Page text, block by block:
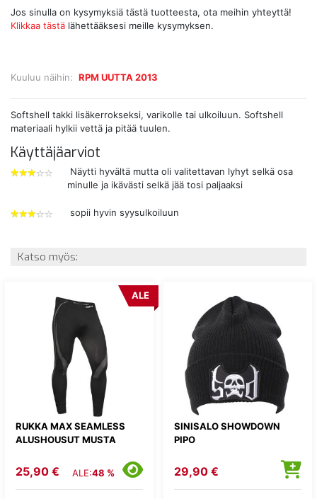
Kuuluu näihin: RPM UUTTA 2013
Jos sinulla on kysymyksiä tästä tuotteesta, ota meihin yhteyttä!
Klikkaa tästä lähettääksesi meille kysymyksen.
Softshell takki lisäkerrokseksi, varikolle tai ulkoiluun. Softshell
materiaali hylkii vettä ja pitää tuulen.
Käyttäjäarviot
Näytti hyvältä mutta oli valitettavan lyhyt selkä osa
minulle ja ikävästi selkä jää tosi paljaaksi
sopii hyvin syysulkoiluun
Katso myös:
RUKKA MAX SEAMLESS
ALUSHOUSUT MUSTA
ALE
25,90 € ALE:48 %
SINISALO SHOWDOWN
PIPO
29,90 €